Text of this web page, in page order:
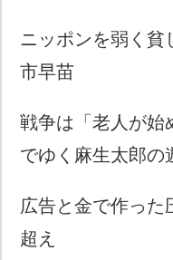
ニッポンを弱く貧
市早苗
戦争は「老人が始
でゆく麻生太郎の
広告と金で作った
超え